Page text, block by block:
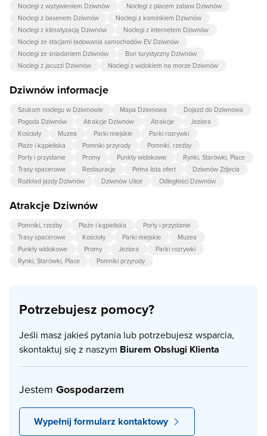
Noclegi z wyżywieniem Dziwnów
Noclegi z placem zabaw Dziwnów
Noclegi z basenem Dziwnów
Noclegi z kominkiem Dziwnów
Noclegi z klimatyzacją Dziwnów
Noclegi z internetem Dziwnów
Noclegi ze stacjami ładowania samochodów EV Dziwnów
Noclegi ze śniadaniem Dziwnów
Bon turystyczny Dziwnów
Noclegi z jacuzzi Dziwnów
Noclegi z widokiem na morze Dziwnów
Dziwnów informacje
Szukam noclegu w Dziwnowie Mapa Dziwnowa
Dojazd do Dziwnowa
Pogoda Dziwnów
Atrakcje Dziwnów Atrakcje
Jeziora
Kościoły
Muzea Parki miejskie
Parki rozrywki
Plaże i kąpieliska
Pomniki przyrody
Pomniki, rzeźby
Porty i przystanie
Promy Punkty widokowe
Rynki, Starówki, Place
Trasy spacerowe
Restauracje Pełna lista ofert
Dziwnów Zdjecia
Rozkład jazdy Dziwnów
Dziwnów Ulice Odległości Dziwnów
Atrakcje Dziwnów
Pomniki, rzeźby Plaże i kąpieliska
Porty i przystanie
Trasy spacerowe
Kościoły Parki miejskie
Muzea
Punkty widokowe
Promy Jeziora
Parki rozrywki
Rynki, Starówki, Place
Pomniki przyrody
Potrzebujesz pomocy?
Jeśli masz jakieś pytania lub potrzebujesz wsparcia,
skontaktuj się z naszym Biurem Obsługi Klienta
Jestem Gospodarzem
Wypełnij formularz kontaktowy